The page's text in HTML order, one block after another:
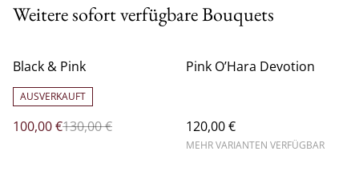
Weitere sofort verfügbare Bouquets
%
Black & Pink
AUSVERKAUFT
100,00 €130,00 €
Pink O’Hara Devotion
120,00 €
MEHR VARIANTEN VERFÜGBAR